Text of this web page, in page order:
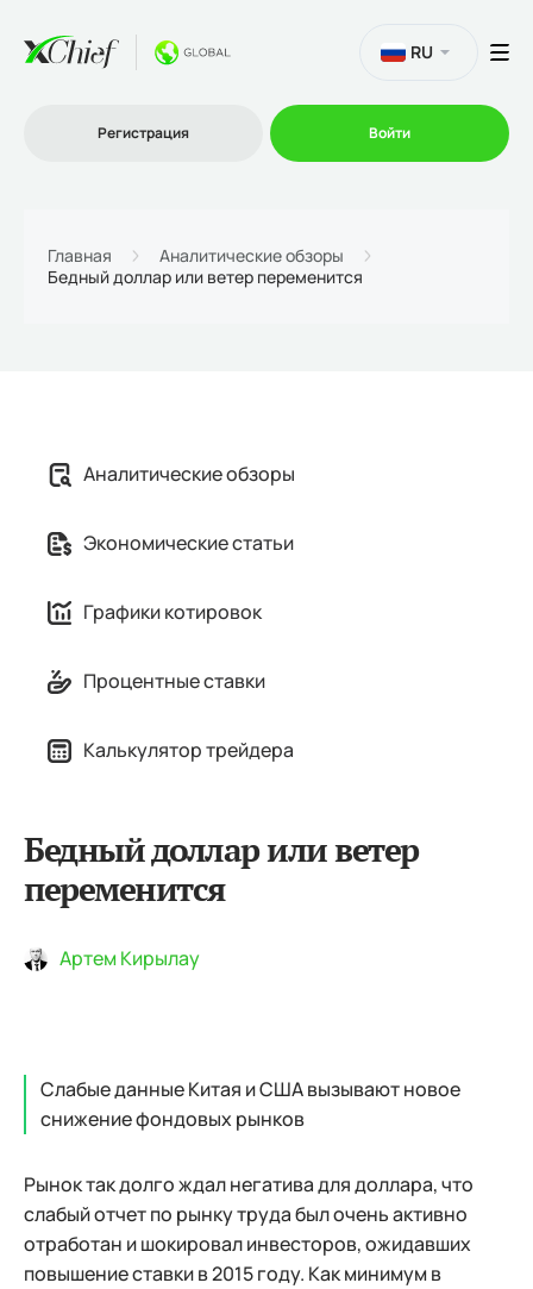
Партнеру
RU
Регистрация Войти
Главная
Аналитические обзоры
Бедный доллар или ветер переменится
Аналитические обзоры
Экономические статьи
Графики котировок
Процентные ставки
Калькулятор трейдера
Бедный доллар или ветер
переменится
Артем Кирылау
Слабые данные Китая и США вызывают новое
снижение фондовых рынков
Рынок так долго ждал негатива для доллара, что
слабый отчет по рынку труда был очень активно
отработан и шокировал инвесторов, ожидавших
повышение ставки в 2015 году. Как минимум в